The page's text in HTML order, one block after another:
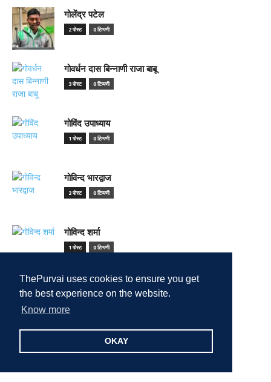
ThePurvai uses cookies to ensure you get
the best experience on the website.
Know more
OKAY
गोलेंद्र पटेल
2 पोस्ट 0 टिप्पणी
गोवर्धन दास बिन्नाणी राजा बाबू
3 पोस्ट 0 टिप्पणी
गोविंद उपाध्याय
1 पोस्ट 0 टिप्पणी
गोविन्द भारद्वाज
2 पोस्ट 0 टिप्पणी
गोविन्द शर्मा
1 पोस्ट 0 टिप्पणी
गौरव सिन्हा